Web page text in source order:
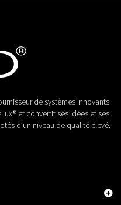
de systèmes innovants
et convertit ses idées et ses
d’un niveau de qualité élevé.